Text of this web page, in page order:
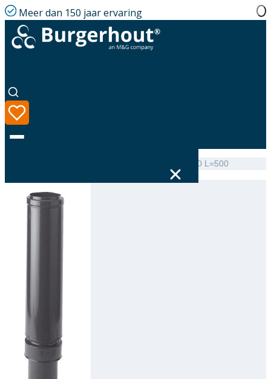
Meer dan 150 jaar ervaring
Taal
Over ons
Roof terminal Extension AL 80 L=500